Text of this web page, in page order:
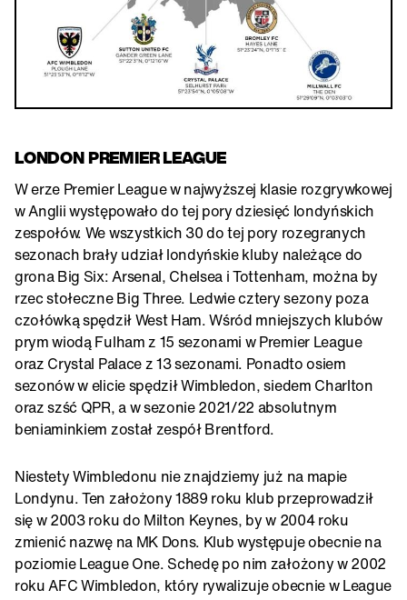
LONDON PREMIER LEAGUE
W erze Premier League w najwyższej klasie rozgrywkowej
w Anglii występowało do tej pory dziesięć londyńskich
zespołów. We wszystkich 30 do tej pory rozegranych
sezonach brały udział londyńskie kluby należące do
grona Big Six: Arsenal, Chelsea i Tottenham, można by
rzec stołeczne Big Three. Ledwie cztery sezony poza
czołówką spędził West Ham. Wśród mniejszych klubów
prym wiodą Fulham z 15 sezonami w Premier League
oraz Crystal Palace z 13 sezonami. Ponadto osiem
sezonów w elicie spędził Wimbledon, siedem Charlton
oraz szść QPR, a w sezonie 2021/22 absolutnym
beniaminkiem został zespół Brentford.
Niestety Wimbledonu nie znajdziemy już na mapie
Londynu. Ten założony 1889 roku klub przeprowadził
się w 2003 roku do Milton Keynes, by w 2004 roku
zmienić nazwę na MK Dons. Klub występuje obecnie na
poziomie League One. Schedę po nim założony w 2002
roku AFC Wimbledon, który rywalizuje obecnie w League